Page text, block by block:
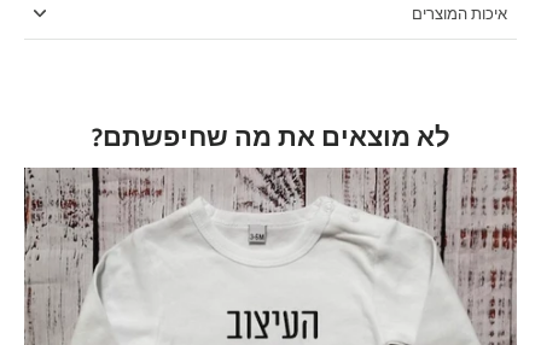
איכות המוצרים
לא מוצאים את מה שחיפשתם?